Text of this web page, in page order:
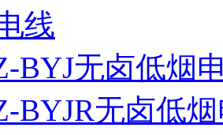
线
BYJ无卤低烟
BYJR无卤低